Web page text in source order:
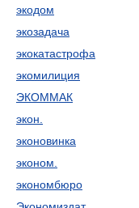
экодом
экозадача
экокатастрофа
экомилиция
ЭКОММАК
экон.
эконовинка
эконом.
экономбюро